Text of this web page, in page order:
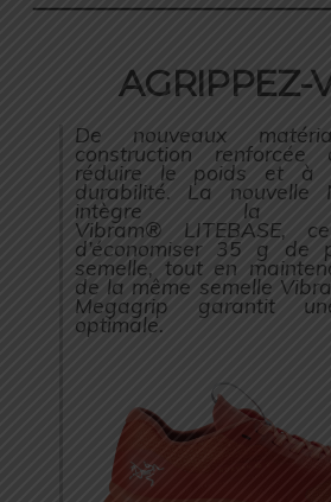
AGRIPPEZ-
De nouveaux
construction renforcée
réduire le poids et à
durabilité. La nouvelle
intègre la
Vibram® LITEBASE,
d’économiser 35 g de
semelle, tout en
de la même semelle
Megagrip garantit
optimale.